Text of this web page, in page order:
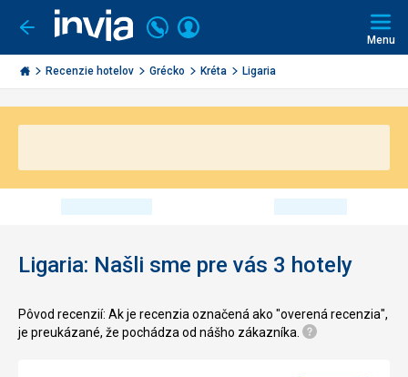
Ísť
späť
Invia.sk
Volajte
+421
2
3221
Prihlásiť
Menu
Recenzie hotelov Grécko Kréta Ligaria
Ligaria: Našli sme pre vás 3 hotely
Pôvod recenzií: Ak je recenzia označená ako "overená recenzia",
je preukázané, že pochádza od nášho zákazníka.